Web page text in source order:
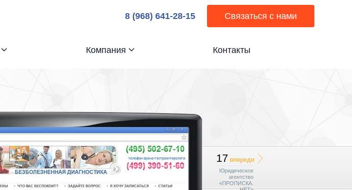
Компания Контакты
8 (968) 641-28-15 Связаться с нами
17 впереди
Юридическое
агентство
«ПРОПИСКА.